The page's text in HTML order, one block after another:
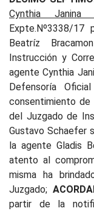
Cynthia Janina
Expte.Nº3338/
Beatríz
Instrucción y
agente Cynthia
Defensoría
consentimiento de
del Juzgado de
Gustavo Schaefer
la agente Gladis
atento al
misma ha
Juzgado;
partir de la